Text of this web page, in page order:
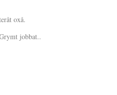
oxå.
jobbat..